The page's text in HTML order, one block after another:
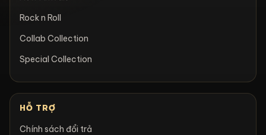
Rock n Roll
Collab Collection
Special Collection
HỖ TRỢ
Chính sách đổi trả